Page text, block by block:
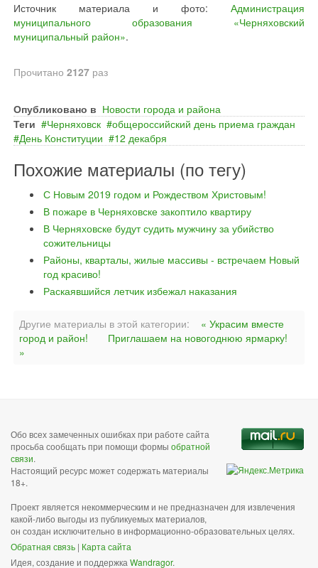
Источник материала и фото: Администрация
муниципального образования «Черняховский
муниципальный район».
Прочитано 2127 раз
Опубликовано в Новости города и района
Теги
Черняховск
общероссийский день приема граждан
День Конституции
12 декабря
Похожие материалы (по тегу)
С Новым 2019 годом и Рождеством Христовым!
В пожаре в Черняховске закоптило квартиру
В Черняховске будут судить мужчину за убийство
сожительницы
Районы, кварталы, жилые массивы - встречаем Новый
год красиво!
Раскаявшийся летчик избежал наказания
Другие материалы в этой категории:
« Украсим вместе
город и район!
Приглашаем на новогоднюю ярмарку!
»
Обо всех замеченных ошибках при работе сайта
просьба сообщать при помощи формы обратной
связи.
Настоящий ресурс может содержать материалы
18+.
Проект является некоммерческим и не предназначен для извлечения
какой-либо выгоды из публикуемых материалов,
он создан исключительно в информационно-образовательных целях.
Обратная связь | Карта сайта
Идея, создание и поддержка Wandragor.